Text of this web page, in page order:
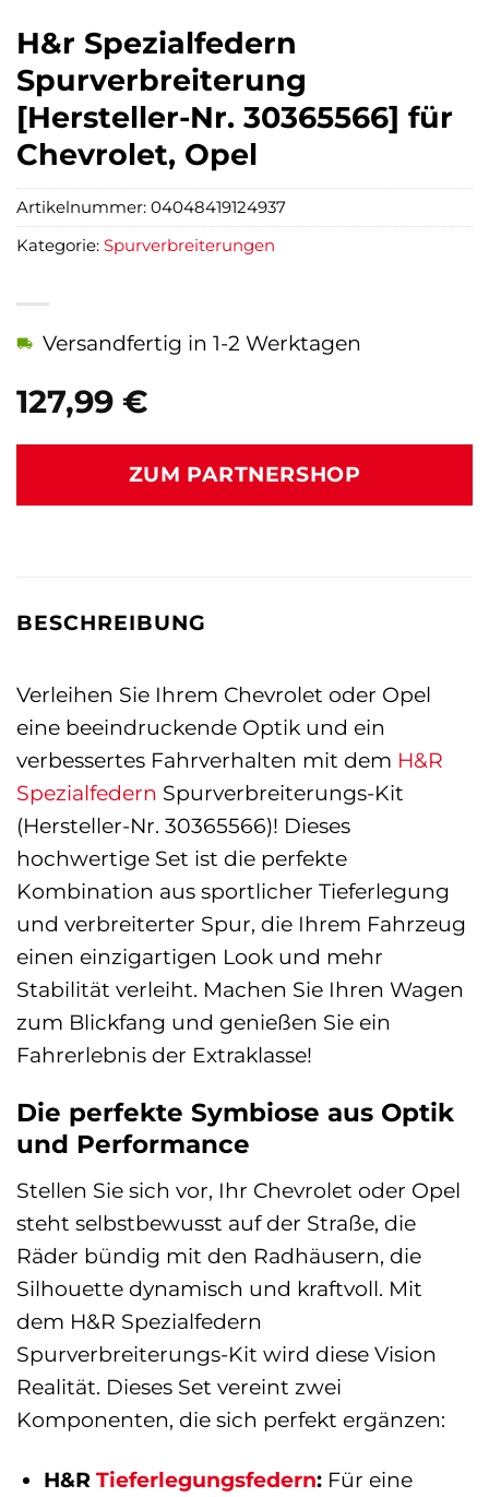
H&r Spezialfedern
Spurverbreiterung
[Hersteller-Nr. 30365566] für
Chevrolet, Opel
127,99 €
Versandfertig in 1-2 Werktagen
ZUM PARTNERSHOP
Artikelnummer: 04048419124937
Kategorie: Spurverbreiterungen
BESCHREIBUNG
Verleihen Sie Ihrem Chevrolet oder Opel
eine beeindruckende Optik und ein
verbessertes Fahrverhalten mit dem H&R
Spezialfedern Spurverbreiterungs-Kit
(Hersteller-Nr. 30365566)! Dieses
hochwertige Set ist die perfekte
Kombination aus sportlicher Tieferlegung
und verbreiterter Spur, die Ihrem Fahrzeug
einen einzigartigen Look und mehr
Stabilität verleiht. Machen Sie Ihren Wagen
zum Blickfang und genießen Sie ein
Fahrerlebnis der Extraklasse!
Die perfekte Symbiose aus Optik
und Performance
Stellen Sie sich vor, Ihr Chevrolet oder Opel
steht selbstbewusst auf der Straße, die
Räder bündig mit den Radhäusern, die
Silhouette dynamisch und kraftvoll. Mit
dem H&R Spezialfedern
Spurverbreiterungs-Kit wird diese Vision
Realität. Dieses Set vereint zwei
Komponenten, die sich perfekt ergänzen:
H&R Tieferlegungsfedern:Für eine